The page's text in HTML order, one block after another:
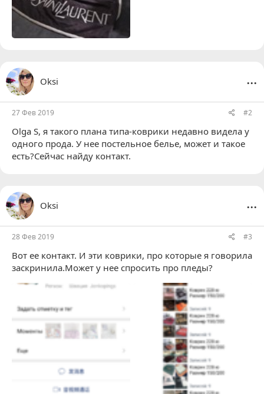
Oksi ...
27 Фев 2019 #2
Olga S, я такого плана типа-коврики недавно видела у
одного прода. У нее постельное белье, может и такое
есть?Сейчас найду контакт.
Oksi ...
28 Фев 2019 #3
Вот ее контакт. И эти коврики, про которые я говорила
заскринила.Может у нее спросить про пледы?